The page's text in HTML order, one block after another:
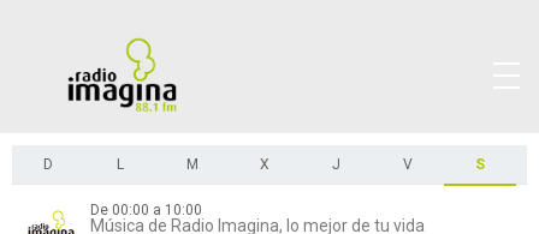
D L M X J V S
De 00:00 a 10:00
Música de Radio Imagina, lo mejor de tu vida